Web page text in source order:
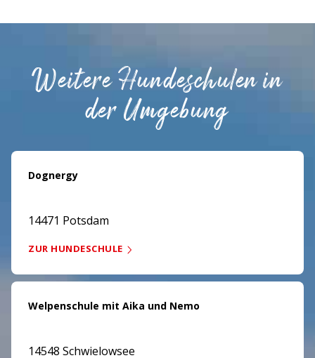
Weitere Hundeschulen in
der Umgebung
Dognergy
14471 Potsdam
ZUR HUNDESCHULE
Welpenschule mit Aika und Nemo
14548 Schwielowsee